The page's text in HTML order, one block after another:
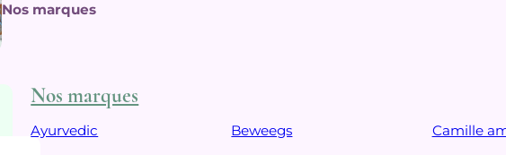
Nos marques
Nos marques
Ayurvedic Beweegs
Camille